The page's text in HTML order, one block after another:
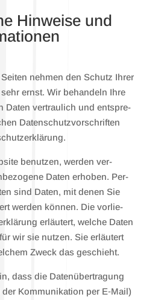
Hin­wei­se und
neh­men den Schutz Ihrer
ernst. Wir behan­deln Ihre
Daten ver­trau­lich und ent­spre­
Daten­schutz­vor­schrif­ten
benut­zen, wer­den ver­
Daten erho­ben. Per­
sind Daten, mit denen Sie
wer­den kön­nen. Die vor­lie­
erläu­tert, wel­che Daten
wir sie nut­zen. Sie erläu­tert
Zweck das geschieht.
dass die Daten­über­tra­gung
Kom­mu­ni­ka­ti­on per E‑Mail)